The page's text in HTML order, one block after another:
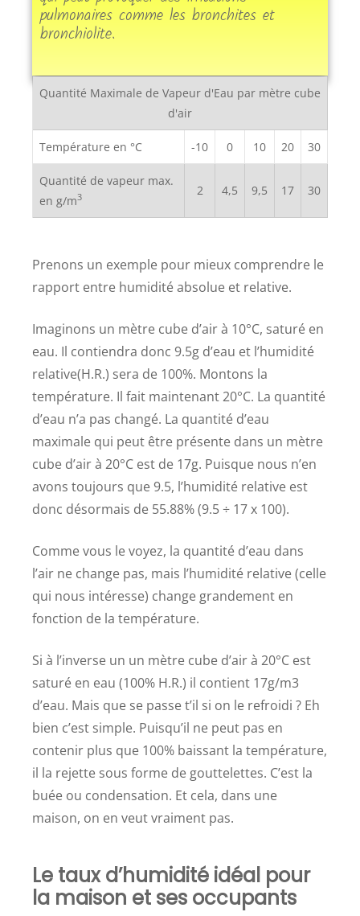
pulmonaires comme les bronchites et
bronchiolite.
Quantité Maximale de Vapeur d'Eau par mètre cube
d'air
Température en °C -10 0 10 20 30
Quantité de vapeur max.
en g/m3 2 4,5 9,5 17 30
Prenons un exemple pour mieux comprendre le
rapport entre humidité absolue et relative.
Imaginons un mètre cube d’air à 10°C, saturé en
eau. Il contiendra donc 9.5g d’eau et l’humidité
relative(H.R.) sera de 100%. Montons la
température. Il fait maintenant 20°C. La quantité
d’eau n’a pas changé. La quantité d’eau
maximale qui peut être présente dans un mètre
cube d’air à 20°C est de 17g. Puisque nous n’en
avons toujours que 9.5, l’humidité relative est
donc désormais de 55.88% (9.5 ÷ 17 x 100).
Comme vous le voyez, la quantité d’eau dans
l’air ne change pas, mais l’humidité relative (celle
qui nous intéresse) change grandement en
fonction de la température.
Si à l’inverse un un mètre cube d’air à 20°C est
saturé en eau (100% H.R.) il contient 17g/m3
d’eau. Mais que se passe t’il si on le refroidi ? Eh
bien c’est simple. Puisqu’il ne peut pas en
contenir plus que 100% baissant la température,
il la rejette sous forme de gouttelettes. C’est la
buée ou condensation. Et cela, dans une
maison, on en veut vraiment pas.
Le taux d’humidité idéal pour
la maison et ses occupants